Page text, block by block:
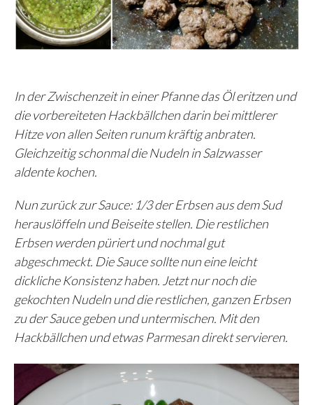
In der Zwischenzeit in einer Pfanne das Öl eritzen und
die vorbereiteten Hackbällchen darin bei mittlerer
Hitze von allen Seiten runum kräftig anbraten.
Gleichzeitig schonmal die Nudeln in Salzwasser
aldente kochen.
Nun zurück zur Sauce: 1/3 der Erbsen aus dem Sud
herauslöffeln und Beiseite stellen. Die restlichen
Erbsen werden püriert und nochmal gut
abgeschmeckt. Die Sauce sollte nun eine leicht
dickliche Konsistenz haben. Jetzt nur noch die
gekochten Nudeln und die restlichen, ganzen Erbsen
zu der Sauce geben und untermischen. Mit den
Hackbällchen und etwas Parmesan direkt servieren.